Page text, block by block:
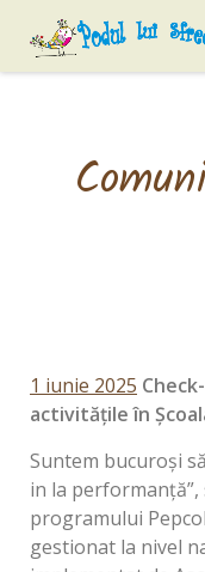
content
1 iunie 2025
activitățile în
Suntem bucuroși
in la
programului
gestionat la nivel